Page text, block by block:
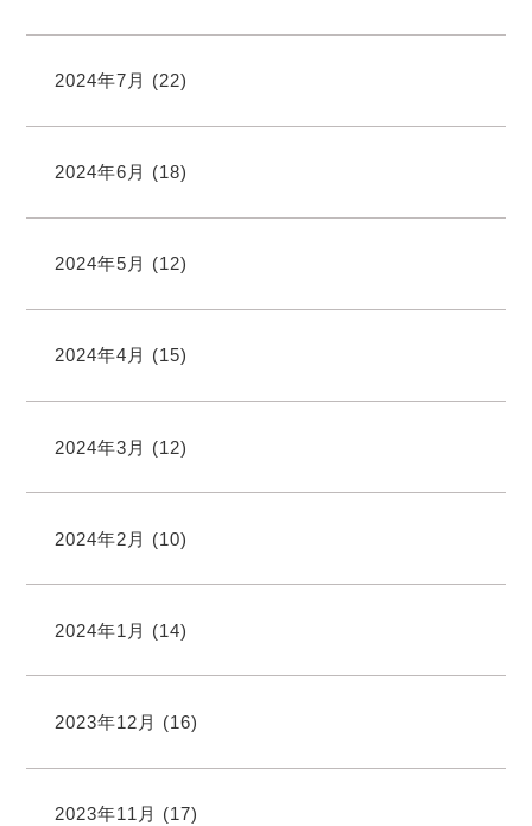
2024年7月 (22)
2024年6月 (18)
2024年5月 (12)
2024年4月 (15)
2024年3月 (12)
2024年2月 (10)
2024年1月 (14)
2023年12月 (16)
2023年11月 (17)